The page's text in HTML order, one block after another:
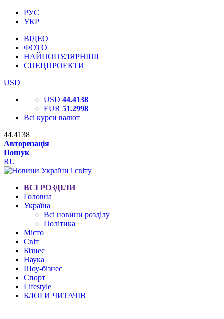
РУС
УКР
ВІДЕО
ФОТО
НАЙПОПУЛЯРНІШІ
СПЕЦПРОЕКТИ
USD
USD 44.4138
EUR 51.2998
Всі курси валют
44.4138
Авторизація
Пошук
RU
ВСІ РОЗДІЛИ
Головна
Україна
Всі новини розділу
Політика
Місто
Світ
Бізнес
Наука
Шоу-бізнес
Спорт
Lifestyle
БЛОГИ ЧИТАЧІВ